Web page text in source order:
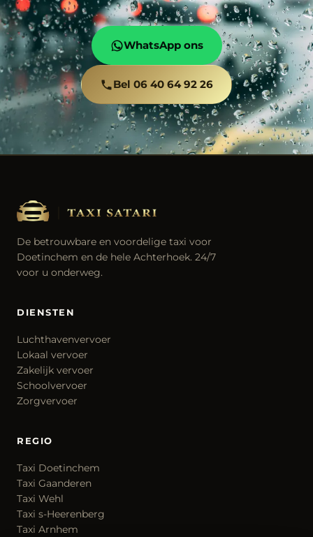
WhatsApp ons
Bel 06 40 64 92 26
De betrouwbare en voordelige taxi voor
Doetinchem en de hele Achterhoek. 24/7
voor u onderweg.
DIENSTEN
Luchthavenvervoer
Lokaal vervoer
Zakelijk vervoer
Schoolvervoer
Zorgvervoer
REGIO
Taxi Doetinchem
Taxi Gaanderen
Taxi Wehl
Taxi s-Heerenberg
Taxi Arnhem